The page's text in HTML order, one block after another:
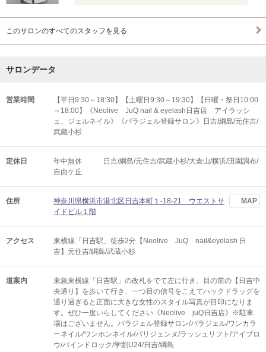
このサロンのすべてのスタッフを見る
サロンデータ
営業時間
【平日9:30～18:30】【土曜日9:30～19:30】【日曜・祭日10:00
～18:00】《Neolive JuQ nail & eyelash日吉店 アイラッシ
ュ、ジェルネイル》《パラジェル登録サロン》日吉/綱島/元住吉/
武蔵小杉
定休日
年中無休 日吉/綱島/元住吉/武蔵小杉/大倉山/横浜/田園調布/
自由ケ丘
住所
神奈川県横浜市港北区日吉本町１-18-21 ウエストサ
イドビル１階
MAP
アクセス
東横線「日吉駅」徒歩2分【Neolive JuQ nail&eyelash 日
吉】元住吉/綱島/武蔵小杉
道案内
東急東横線「日吉駅」の改札をでて左に行き、目の前の【日吉中
央通り】を歩いて行き、一つ目の信号をこえてハックドラッグを
通り過ぎると正面に大きな女性のスタイル写真が目印になりま
す。ぜひ一度いらしてください《Neolive juQ日吉店》※駐車
場はございません。パラジェル登録サロン/パラジェル/ワンカラ
ーネイル/ワンホンネイル/パリジェンヌ/ラッシュリフト/アイブロ
ウ/バインドロック/学割U24/日吉/綱島